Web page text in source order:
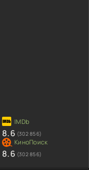
8.6 (302 856)
8.6 (302 856)